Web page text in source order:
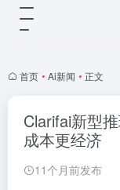
首页 • Ai新闻 • 正文
Clarifai新型
成本更经济
11个月前发布